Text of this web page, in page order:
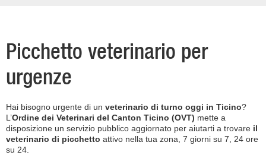
Picchetto veterinario per
urgenze
Hai bisogno urgente di un veterinario di turno oggi in Ticino?
L’Ordine dei Veterinari del Canton Ticino (OVT) mette a
disposizione un servizio pubblico aggiornato per aiutarti a trovare il
veterinario di picchetto attivo nella tua zona, 7 giorni su 7, 24 ore
su 24.